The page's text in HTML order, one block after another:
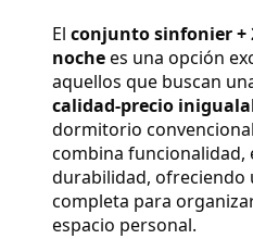
El conjunto sinfonier +
noche es una opción
aquellos que buscan
calidad-precio
dormitorio
combina funcionalidad,
durabilidad, ofreciendo
completa para
espacio personal.